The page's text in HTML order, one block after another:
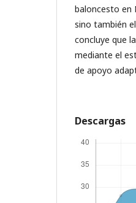
baloncesto en
sino también
concluye que
mediante el
de apoyo
Descargas